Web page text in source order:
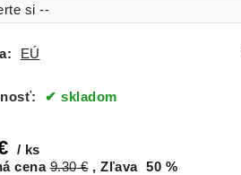
EÚ
skladom
ks
cena 9.30€ Zľava 50 %